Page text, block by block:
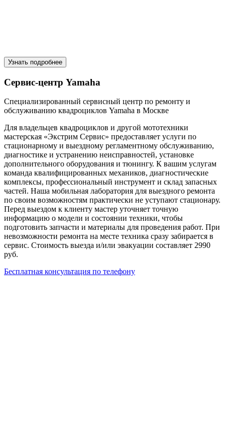
Узнать подробнее
Сервис-центр Yamaha
Специализированный сервисный центр по ремонту и
обслуживанию квадроциклов Yamaha в Москве
Для владельцев квадроциклов и другой мототехники
мастерская «Экстрим Сервис» предоставляет услуги по
стационарному и выездному регламентному обслуживанию,
диагностике и устранению неисправностей, установке
дополнительного оборудования и тюнингу. К вашим услугам
команда квалифицированных механиков, диагностические
комплексы, профессиональный инструмент и склад запасных
частей. Наша мобильная лаборатория для выездного ремонта
по своим возможностям практически не уступают стационару.
Перед выездом к клиенту мастер уточняет точную
информацию о модели и состоянии техники, чтобы
подготовить запчасти и материалы для проведения работ. При
невозможности ремонта на месте техника сразу забирается в
сервис. Стоимость выезда и/или эвакуации составляет 2990
руб.
Бесплатная консультация по телефону